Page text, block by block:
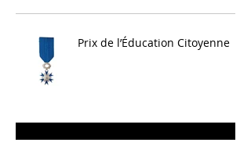
Prix de l’Éducation Citoyenne